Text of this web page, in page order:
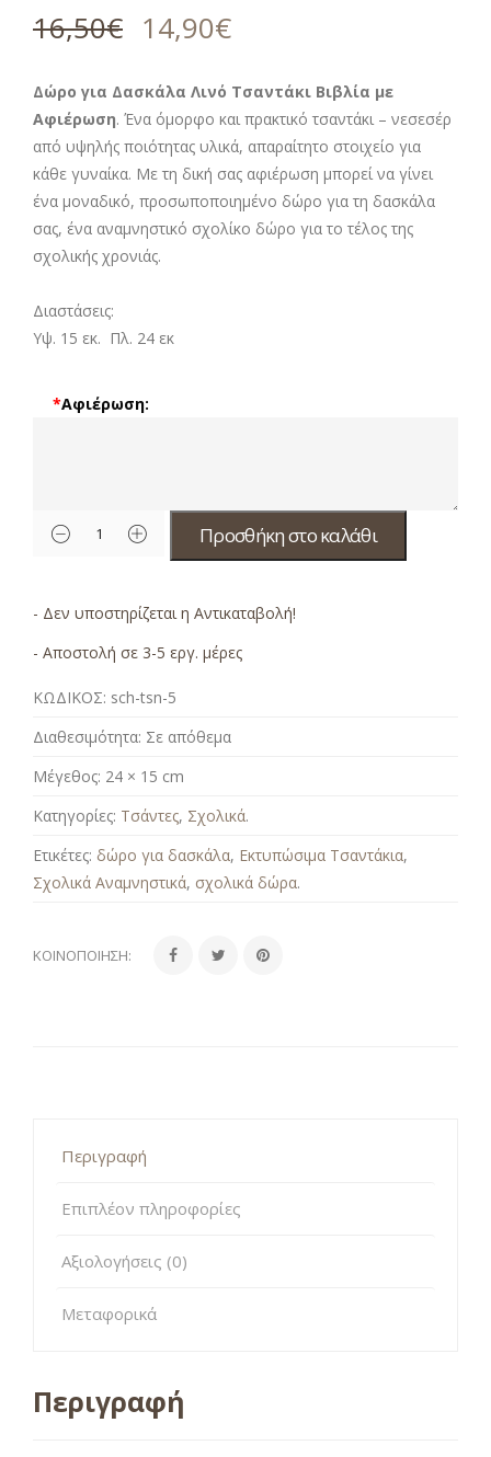
16,50€ 14,90€
Δώρο για Δασκάλα Λινό Τσαντάκι Βιβλία με
Αφιέρωση. Ένα όμορφο και πρακτικό τσαντάκι – νεσεσέρ
από υψηλής ποιότητας υλικά, απαραίτητο στοιχείο για
κάθε γυναίκα. Με τη δική σας αφιέρωση μπορεί να γίνει
ένα μοναδικό, προσωποποιημένο δώρο για τη δασκάλα
σας, ένα αναμνηστικό σχολίκο δώρο για το τέλος της
σχολικής χρονιάς.
Διαστάσεις:
Υψ. 15 εκ. Πλ. 24 εκ
*Αφιέρωση:
Προσθήκη στο καλάθι
- Δεν υποστηρίζεται η Αντικαταβολή!
- Αποστολή σε 3-5 εργ. μέρες
ΚΩΔΙΚΟΣ: sch-tsn-5
Διαθεσιμότητα: Σε απόθεμα
Μέγεθος: 24 × 15 cm
Κατηγορίες: Τσάντες, Σχολικά.
Ετικέτες: δώρο για δασκάλα, Εκτυπώσιμα Τσαντάκια,
Σχολικά Αναμνηστικά, σχολικά δώρα.
ΚΟΙΝΟΠΟΊΗΣΗ:
Περιγραφή
Επιπλέον πληροφορίες
Αξιολογήσεις (0)
Μεταφορικά
Περιγραφή